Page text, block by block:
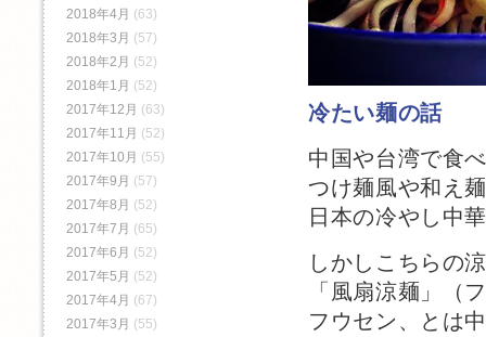
冷たい麺の話
中国や台湾で食
つけ麺風や和え
日本の冷やし中
しかしこちらの
「風扇涼麺」（
フウセン、とは
2018年4月 (63)
2018年3月 (57)
2018年2月 (52)
2018年1月 (52)
2017年12月 (63)
2017年11月 (52)
2017年10月 (55)
2017年9月 (57)
2017年8月 (52)
2017年7月 (65)
2017年6月 (52)
2017年5月 (52)
2017年4月 (67)
2017年3月 (55)